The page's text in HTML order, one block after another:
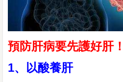
預防肝病要先護好肝！
1、以酸養肝